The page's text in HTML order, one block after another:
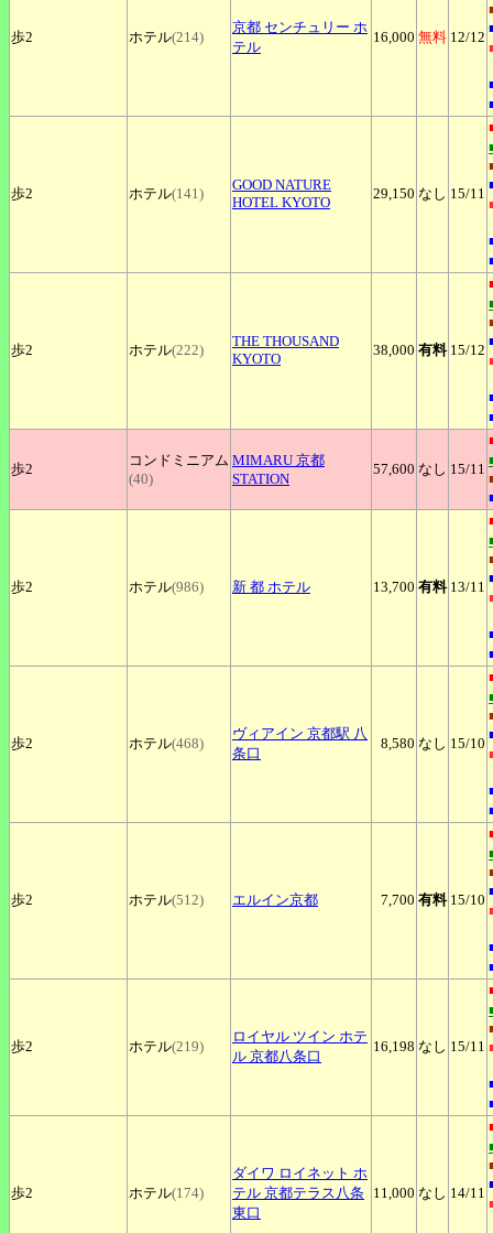
歩2 ホテル(214)
京都 センチュリー ホ
テル
16,000 無料 12/12
歩2 ホテル(141)
GOOD NATURE
HOTEL KYOTO
29,150 なし 15/11
歩2 ホテル(222)
THE THOUSAND
KYOTO
38,000 有料 15/12
歩2
コンドミニアム
(40)
MIMARU 京都
STATION
57,600 なし 15/11
歩2 ホテル(986) 新 都 ホテル 13,700 有料 13/11
歩2 ホテル(468)
ヴィアイン 京都駅 八
条口
8,580 なし 15/10
歩2 ホテル(512) エルイン京都 7,700 有料 15/10
歩2 ホテル(219)
ロイヤル ツイン ホテ
ル 京都八条口
16,198 なし 15/11
歩2 ホテル(174)
ダイワ ロイネット ホ
テル 京都テラス八条
東口
11,000 なし 14/11